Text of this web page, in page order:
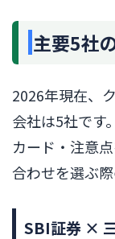
主要5社
2026年現在、
会社は5社です
カード・注意
合わせを選ぶ
SBI証券 ×